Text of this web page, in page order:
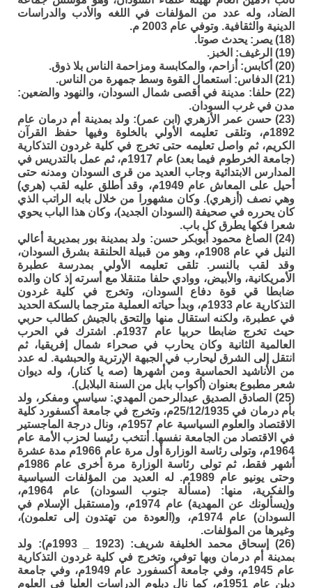
الضاد، وله عدد من المؤلفات في اللغه والأدب والدراسات
الدينية والثقافية. وتوفي عام 2003 م.
(18) يصر: يحدث صوتا.
(19) الرغيف: الخبز.
(20) أكابس: أزاحم، والمكابسة ومزاحمة الناس بلا ذوق.
(21) الدفاس: استعمال القوة وسط جمهرة من الناس.
(22) حلفا: مدينة في أقصى شمال السودان، والنهود والضعين:
مدن في غرب السودان.
(23) حسن عمر الأزهري (ابن عمر): ولد بمدينة أم درمان عام
1892م، وتلقى تعليمه الأولي بالخلوة وفيها حفظ القرآن
الكريم، ثم واصل تعليمه حتى تخرج في كلية غردون التذكارية
(جامعة الخرطوم فيما بعد) عام 1917م، ثم عمل بالتدريس في
المدارس الابتدائية وجاب العديد من قرى السودان ومدنه حتى
أحيل على المعاش عام 1949م، وقد أطلق عليه لقب (هري)
وهي نصف (أزهري). وكان مشهورا من خلال بابه الراتب الذي
كان يحرره في صحيفة (السودان الجديد)، وكان هذا الباب يحوي
شعرا فكها يطرق كل باب.
(24) الصاغ محمود أبوبكر حسن: ولد بمدينة بور بمديرية أعالي
النيل في عام 1908م، وهو من قبيلة الحلنقة بشرق السودان،
وقد لقب بالنسر. تلقى تعليمه الأولي بمدرسة عطبرة
الأمريكانية، والأبيض، ووادي حلفا متنقلا مع أسرته إذ كان والده
ضابطا قي قوة دفاع السودان، وتخرج في كلية غردون
التذكارية عام 1933م، وبدأ حياته العملية مترجما بالسكة الحديد
في عطبرة، ولكنه استقال منها وإلتحق بالجيش كطالب حربي
حيث تخرج ضابطا حربيا عام 1937م. اشترك في الحرب
العالمية الثانية وكان يحارب في صحراء شمال إفريقيا، ثم
انتقل إلى الشرق ليحارب في الجبهة الإرترية والحبشية. له عدد
من الأناشيد الحماسية ومن أشهرها (صه يا كنار)، وله ديوان
شعر مطبوع بعنوان (أكواب بابل من السنة البلابل).
(25) الصادق الصديق عبدالرحمن المهدي: سياسي ومفكر، ولد
بأم درمان في 25/12/1935م، وتخرج في جامعة أكسفورد كلية
الاقتصاد والعلوم السياسية عام 1957م، ونال درجة الماجستير
في الاقتصاد من الجامعة نفسها. أنتخب رئيسا لحزب الأمة عام
1964م، وتولى رئاسة الوزارة أول مرة عام 1966م مدة عشرة
أشهر فقط، ثم تولى رئاسة الوزارة مرة أخرى عام 1986م
وحتى يونيو عام 1989م. له العديد من المؤلفات السياسية
والفكرية، منها: (مسألة جنوب السودان) عام 1964م،
و(يسألونك عن المهدية) عام 1974م، و(مستقبل الإسلام في
السودان) عام 1974م، و(العودة من تهتدون إلى تعلمون)،
وغيرها من المؤلفات.
(26) إسحاق محمد الخليفة شريف: (1923 _ 1993م): ولد
بمدينة أم درمان وبها توفي، وتخرج في كلية غردون التذكارية
عام 1945م، وفي جامعة أكسفورد عام 1949م، وفي جامعة
دبلن عام 1951م، كما نال دبلوم الدراسات العليا في العلوم